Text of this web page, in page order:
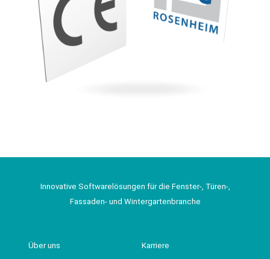
Innovative Softwarelösungen für die Fenster-, Türen-,
Fassaden- und Wintergartenbranche
Über uns Karriere